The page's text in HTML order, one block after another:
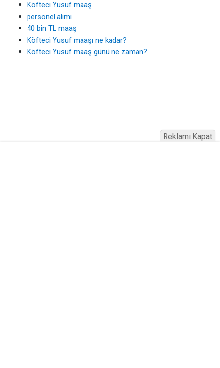
Köfteci Yusuf maaş
personel alımı
40 bin TL maaş
Köfteci Yusuf maaşı ne kadar?
Köfteci Yusuf maaş günü ne zaman?
Reklamı Kapat